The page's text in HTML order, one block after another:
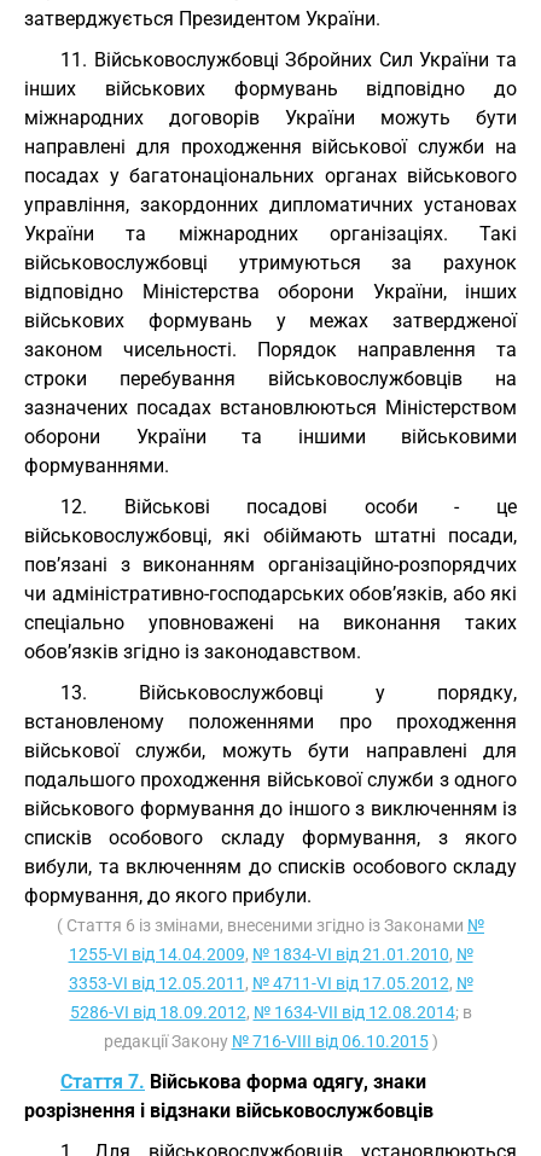
затверджується Президентом України.
11. Військовослужбовці Збройних Сил України та
інших військових формувань відповідно до
міжнародних договорів України можуть бути
направлені для проходження військової служби на
посадах у багатонаціональних органах військового
управління, закордонних дипломатичних установах
України та міжнародних організаціях. Такі
військовослужбовці утримуються за рахунок
відповідно Міністерства оборони України, інших
військових формувань у межах затвердженої
законом чисельності. Порядок направлення та
строки перебування військовослужбовців на
зазначених посадах встановлюються Міністерством
оборони України та іншими військовими
формуваннями.
12. Військові посадові особи - це
військовослужбовці, які обіймають штатні посади,
пов’язані з виконанням організаційно-розпорядчих
чи адміністративно-господарських обов’язків, або які
спеціально уповноважені на виконання таких
обов’язків згідно із законодавством.
13. Військовослужбовці у порядку,
встановленому положеннями про проходження
військової служби, можуть бути направлені для
подальшого проходження військової служби з одного
військового формування до іншого з виключенням із
списків особового складу формування, з якого
вибули, та включенням до списків особового складу
формування, до якого прибули.
( Стаття 6 із змінами, внесеними згідно із Законами №
1255-VI від 14.04.2009, № 1834-VI від 21.01.2010, №
3353-VI від 12.05.2011 , № 4711-VI від 17.05.2012, №
5286-VI від 18.09.2012, № 1634-VII від 12.08.2014; в
редакції Закону № 716-VIII від 06.10.2015)
Стаття 7. Військова форма одягу, знаки
розрізнення і відзнаки військовослужбовців